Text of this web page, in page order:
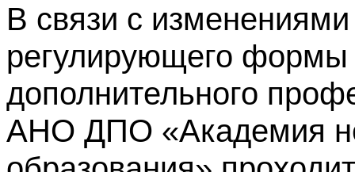
В связи с изменениями
регулирующего формы
дополнительного
АНО ДПО «Академия